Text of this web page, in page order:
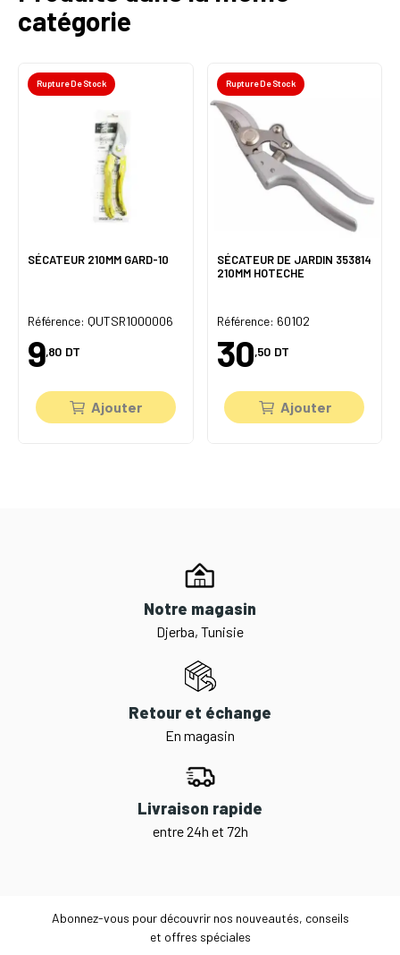
catégorie
Rupture De Stock
SÉCATEUR 210MM GARD-10
Référence: QUTSR1000006
9,80 DT
Ajouter
Rupture De Stock
SÉCATEUR DE JARDIN 353814
210MM HOTECHE
Référence: 60102
30,50 DT
Ajouter
Notre magasin
Djerba, Tunisie
Retour et échange
En magasin
Livraison rapide
entre 24h et 72h
Abonnez-vous pour découvrir nos nouveautés, conseils
et offres spéciales